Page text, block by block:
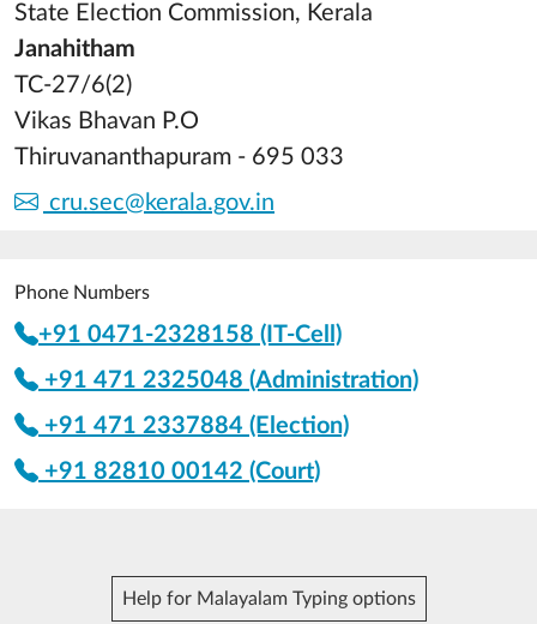
State Election Commission, Kerala
Janahitham
TC-27/6(2)
Vikas Bhavan P.O
Thiruvananthapuram - 695 033
cru.sec@kerala.gov.in
Phone Numbers
+91 0471-2328158 (IT-Cell)
+91 471 2325048 (Administration)
+91 471 2337884 (Election)
+91 82810 00142 (Court)
Help for Malayalam Typing options